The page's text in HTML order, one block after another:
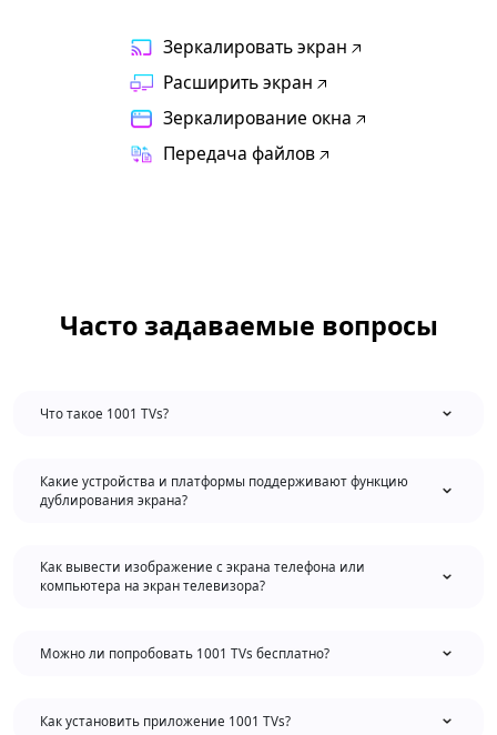
Зеркалировать экран
Расширить экран
Зеркалирование окна
Передача файлов
Часто задаваемые вопросы
Что такое 1001 TVs?
Какие устройства и платформы поддерживают функцию
дублирования экрана?
Как вывести изображение с экрана телефона или
компьютера на экран телевизора?
Можно ли попробовать 1001 TVs бесплатно?
Как установить приложение 1001 TVs?